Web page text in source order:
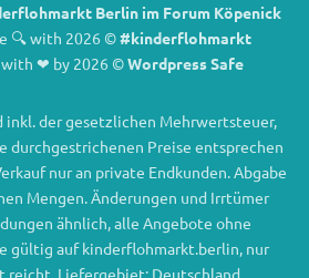
Berlin im Forum Köpenick
🔍 with 2026 ©#kinderflohmarkt
with ❤ by 2026 ©Wordpress Safe
inkl. der gesetzlichen Mehrwertsteuer,
durchgestrichenen Preise entsprechen
nur an private Endkunden. Abgabe
Mengen. Änderungen und Irrtümer
ähnlich, alle Angebote ohne
gültig auf kinderflohmarkt.berlin, nur
reicht. Liefergebiet: Deutschland.